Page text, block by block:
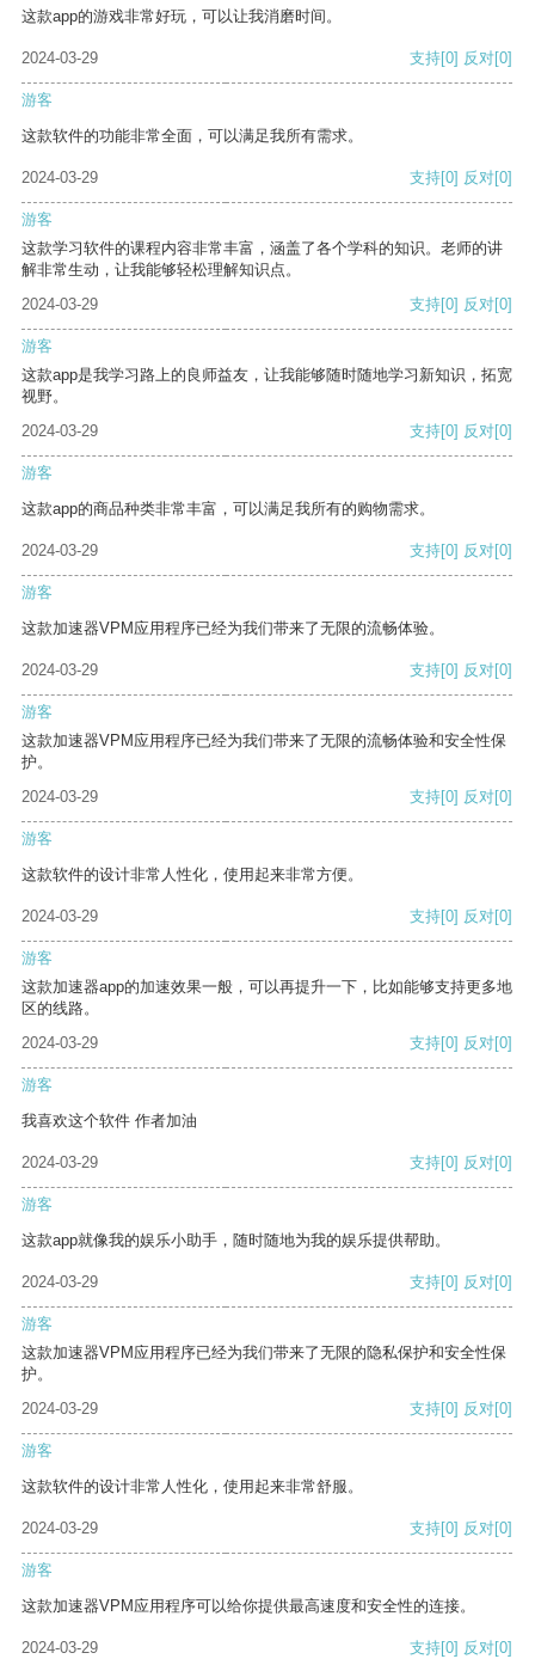
这款app的游戏非常好玩，可以让我消磨时间。
2024-03-29 支持[0] 反对[0]
游客
这款软件的功能非常全面，可以满足我所有需求。
2024-03-29 支持[0] 反对[0]
游客
这款学习软件的课程内容非常丰富，涵盖了各个学科的知识。老师的讲
解非常生动，让我能够轻松理解知识点。
2024-03-29
支持[0] 反对[0]
游客
这款app是我学习路上的良师益友，让我能够随时随地学习新知识，拓宽
视野。
2024-03-29
支持[0] 反对[0]
游客
这款app的商品种类非常丰富，可以满足我所有的购物需求。
2024-03-29 支持[0] 反对[0]
游客
这款加速器VPM应用程序已经为我们带来了无限的流畅体验。
2024-03-29 支持[0] 反对[0]
游客
这款加速器VPM应用程序已经为我们带来了无限的流畅体验和安全性保
护。
2024-03-29
支持[0] 反对[0]
游客
这款软件的设计非常人性化，使用起来非常方便。
2024-03-29 支持[0] 反对[0]
游客
这款加速器app的加速效果一般，可以再提升一下，比如能够支持更多地
区的线路。
2024-03-29
支持[0] 反对[0]
游客
我喜欢这个软件 作者加油
2024-03-29 支持[0] 反对[0]
游客
这款app就像我的娱乐小助手，随时随地为我的娱乐提供帮助。
2024-03-29 支持[0] 反对[0]
游客
这款加速器VPM应用程序已经为我们带来了无限的隐私保护和安全性保
护。
2024-03-29
支持[0] 反对[0]
游客
这款软件的设计非常人性化，使用起来非常舒服。
2024-03-29 支持[0] 反对[0]
游客
这款加速器VPM应用程序可以给你提供最高速度和安全性的连接。
2024-03-29 支持[0] 反对[0]